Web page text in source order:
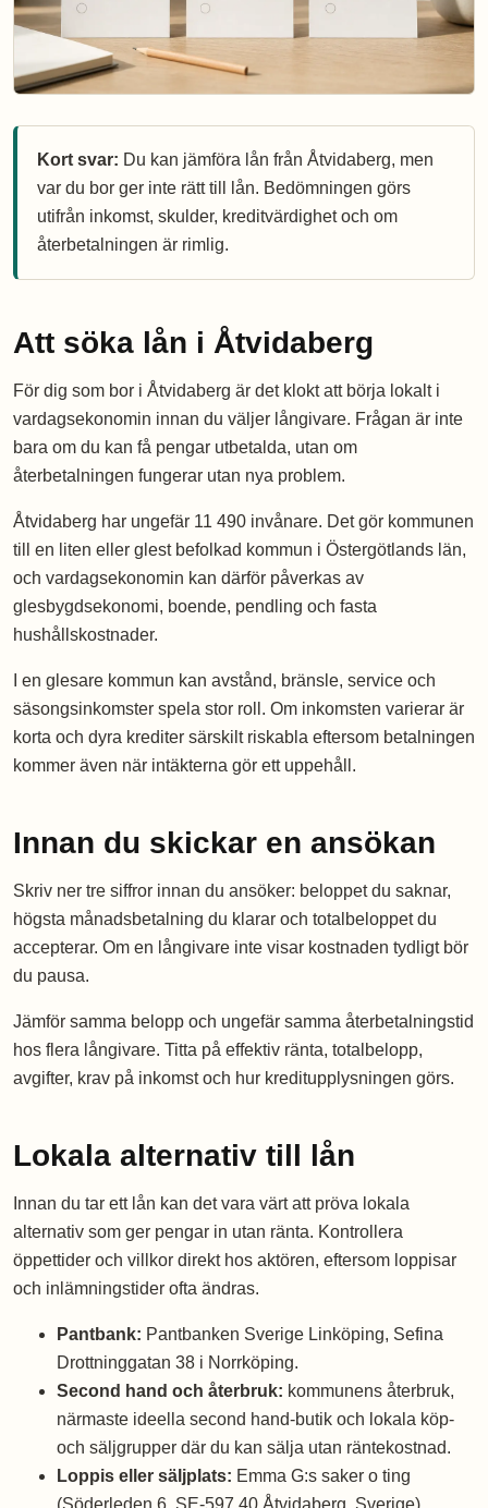
Kort svar: Du kan jämföra lån från Åtvidaberg, men
var du bor ger inte rätt till lån. Bedömningen görs
utifrån inkomst, skulder, kreditvärdighet och om
återbetalningen är rimlig.
Att söka lån i Åtvidaberg
För dig som bor i Åtvidaberg är det klokt att börja lokalt i
vardagsekonomin innan du väljer långivare. Frågan är inte
bara om du kan få pengar utbetalda, utan om
återbetalningen fungerar utan nya problem.
Åtvidaberg har ungefär 11 490 invånare. Det gör kommunen
till en liten eller glest befolkad kommun i Östergötlands län,
och vardagsekonomin kan därför påverkas av
glesbygdsekonomi, boende, pendling och fasta
hushållskostnader.
I en glesare kommun kan avstånd, bränsle, service och
säsongsinkomster spela stor roll. Om inkomsten varierar är
korta och dyra krediter särskilt riskabla eftersom betalningen
kommer även när intäkterna gör ett uppehåll.
Innan du skickar en ansökan
Skriv ner tre siffror innan du ansöker: beloppet du saknar,
högsta månadsbetalning du klarar och totalbeloppet du
accepterar. Om en långivare inte visar kostnaden tydligt bör
du pausa.
Jämför samma belopp och ungefär samma återbetalningstid
hos flera långivare. Titta på effektiv ränta, totalbelopp,
avgifter, krav på inkomst och hur kreditupplysningen görs.
Lokala alternativ till lån
Innan du tar ett lån kan det vara värt att pröva lokala
alternativ som ger pengar in utan ränta. Kontrollera
öppettider och villkor direkt hos aktören, eftersom loppisar
och inlämningstider ofta ändras.
Pantbank: Pantbanken Sverige Linköping, Sefina
Drottninggatan 38 i Norrköping.
Second hand och återbruk: kommunens återbruk,
närmaste ideella second hand-butik och lokala köp-
och säljgrupper där du kan sälja utan räntekostnad.
Loppis eller säljplats: Emma G:s saker o ting